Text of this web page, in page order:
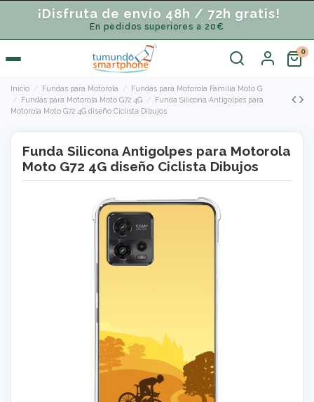
¡Disfruta de envío 48h / 72h gratis!
En pedidos superiores a 20€
Inicio Fundas para Motorola
Fundas para Motorola Familia Moto G
Fundas para Motorola Moto G72 4G
Funda Silicona Antigolpes para
Motorola Moto G72 4G diseño Ciclista Dibujos
Funda Silicona Antigolpes para Motorola
Moto G72 4G diseño Ciclista Dibujos